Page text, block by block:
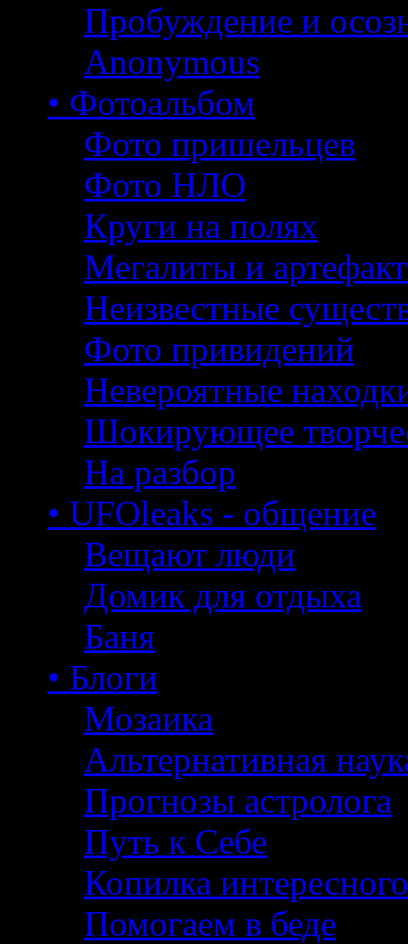
Пробуждение и
Anonymous
• Фотоальбом
Фото пришельцев
Фото НЛО
Круги на полях
Мегалиты и
Неизвестные
Фото привидений
Невероятные
Шокирующее
На разбор
• UFOleaks - общение
Вещают люди
Домик для отдыха
Баня
• Блоги
Мозаика
Альтернативная
Прогнозы астролога
Путь к Себе
Копилка интересного
Помогаем в беде